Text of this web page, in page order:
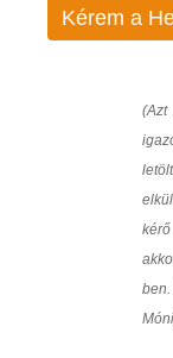
Kérem a